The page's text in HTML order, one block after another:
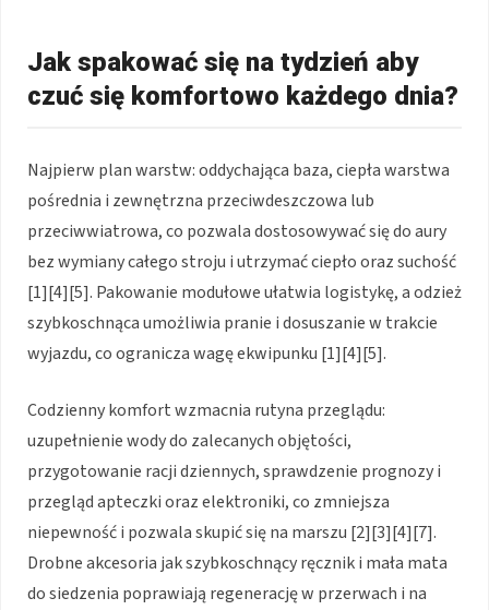
Jak spakować się na tydzień aby
czuć się komfortowo każdego dnia?
Najpierw plan warstw: oddychająca baza, ciepła warstwa
pośrednia i zewnętrzna przeciwdeszczowa lub
przeciwwiatrowa, co pozwala dostosowywać się do aury
bez wymiany całego stroju i utrzymać ciepło oraz suchość
[1][4][5]. Pakowanie modułowe ułatwia logistykę, a odzież
szybkoschnąca umożliwia pranie i dosuszanie w trakcie
wyjazdu, co ogranicza wagę ekwipunku [1][4][5].
Codzienny komfort wzmacnia rutyna przeglądu:
uzupełnienie wody do zalecanych objętości,
przygotowanie racji dziennych, sprawdzenie prognozy i
przegląd apteczki oraz elektroniki, co zmniejsza
niepewność i pozwala skupić się na marszu [2][3][4][7].
Drobne akcesoria jak szybkoschnący ręcznik i mała mata
do siedzenia poprawiają regenerację w przerwach i na